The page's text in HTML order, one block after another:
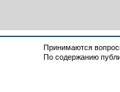
Принимаются
По содержанию